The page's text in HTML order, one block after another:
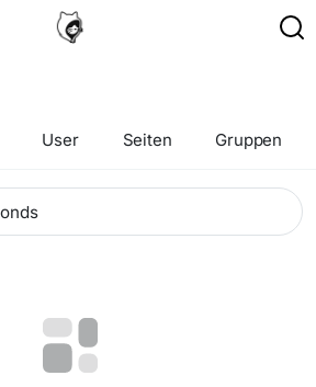
User Seiten Gruppen